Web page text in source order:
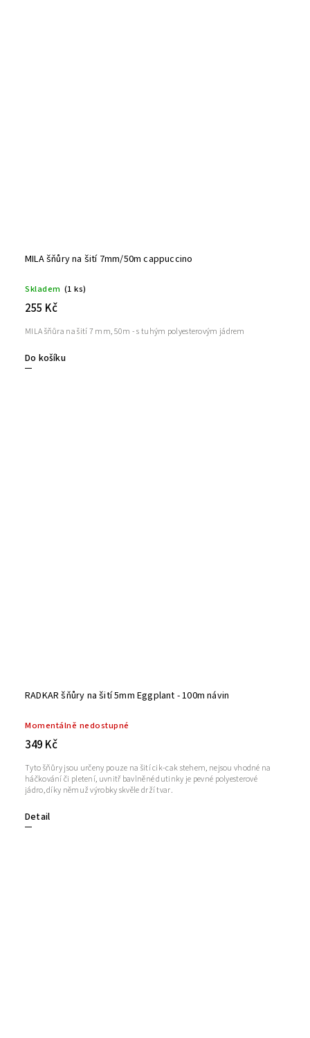
MILA šňůry na šití 7mm/50m cappuccino
Skladem (1 ks)
255 Kč
Do košíku
MILA šňůra na šití 7 mm, 50m - s tuhým polyesterovým jádrem
RADKAR šňůry na šití 5mm Eggplant - 100m návin
Momentálně nedostupné
349 Kč
Detail
Tyto šňůry jsou určeny pouze na šití cik-cak stehem, nejsou vhodné na
háčkování či pletení, uvnitř bavlněné dutinky je pevné polyesterové
jádro, díky němuž výrobky skvěle drží tvar.